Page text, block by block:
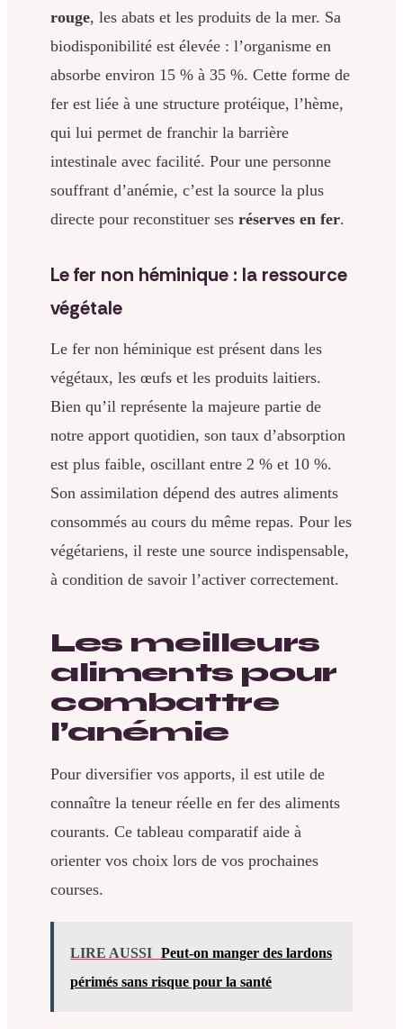
rouge, les abats et les produits de la mer. Sa
biodisponibilité est élevée : l’organisme en
absorbe environ 15 % à 35 %. Cette forme de
fer est liée à une structure protéique, l’hème,
qui lui permet de franchir la barrière
intestinale avec facilité. Pour une personne
souffrant d’anémie, c’est la source la plus
directe pour reconstituer ses réserves en fer.
Le fer non héminique : la ressource
végétale
Le fer non héminique est présent dans les
végétaux, les œufs et les produits laitiers.
Bien qu’il représente la majeure partie de
notre apport quotidien, son taux d’absorption
est plus faible, oscillant entre 2 % et 10 %.
Son assimilation dépend des autres aliments
consommés au cours du même repas. Pour les
végétariens, il reste une source indispensable,
à condition de savoir l’activer correctement.
Les meilleurs
aliments pour
combattre
l’anémie
Pour diversifier vos apports, il est utile de
connaître la teneur réelle en fer des aliments
courants. Ce tableau comparatif aide à
orienter vos choix lors de vos prochaines
courses.
LIRE AUSSI Peut-on manger des lardons
périmés sans risque pour la santé